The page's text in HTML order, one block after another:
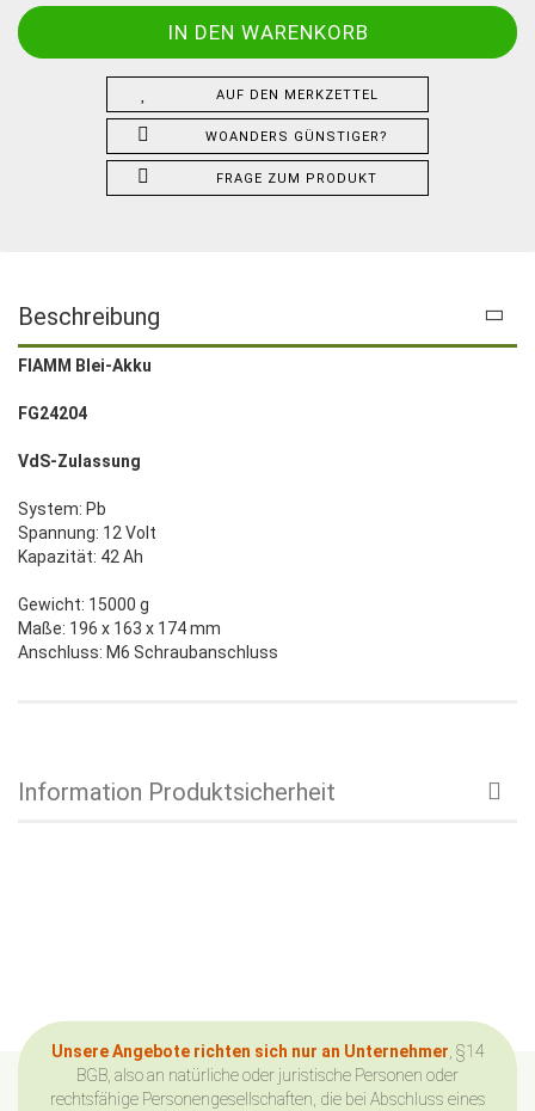
AUF DEN MERKZETTEL
WOANDERS GÜNSTIGER?
FRAGE ZUM PRODUKT
Beschreibung
FIAMM Blei-Akku
FG24204
VdS-Zulassung
System: Pb
Spannung: 12 Volt
Kapazität: 42 Ah
Gewicht: 15000 g
Maße: 196 x 163 x 174 mm
Anschluss: M6 Schraubanschluss
Information Produktsicherheit
Unsere Angebote richten sich nur an Unternehmer , §14
BGB, also an natürliche oder juristische Personen oder
rechtsfähige Personengesellschaften, die bei Abschluss eines